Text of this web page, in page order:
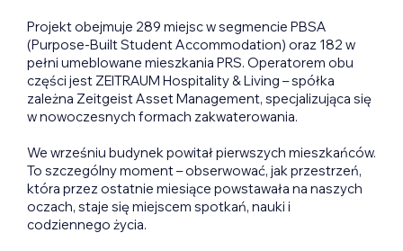
Projekt obejmuje 289 miejsc w segmencie PBSA
(Purpose-Built Student Accommodation) oraz 182 w
pełni umeblowane mieszkania PRS. Operatorem obu
części jest ZEITRAUM Hospitality & Living – spółka
zależna Zeitgeist Asset Management, specjalizująca się
w nowoczesnych formach zakwaterowania.
We wrześniu budynek powitał pierwszych mieszkańców.
To szczególny moment – obserwować, jak przestrzeń,
która przez ostatnie miesiące powstawała na naszych
oczach, staje się miejscem spotkań, nauki i
codziennego życia.